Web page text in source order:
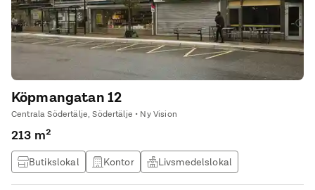
Köpmangatan 12
Centrala Södertälje, Södertälje • Ny Vision
213 m²
Butikslokal Kontor Livsmedelslokal